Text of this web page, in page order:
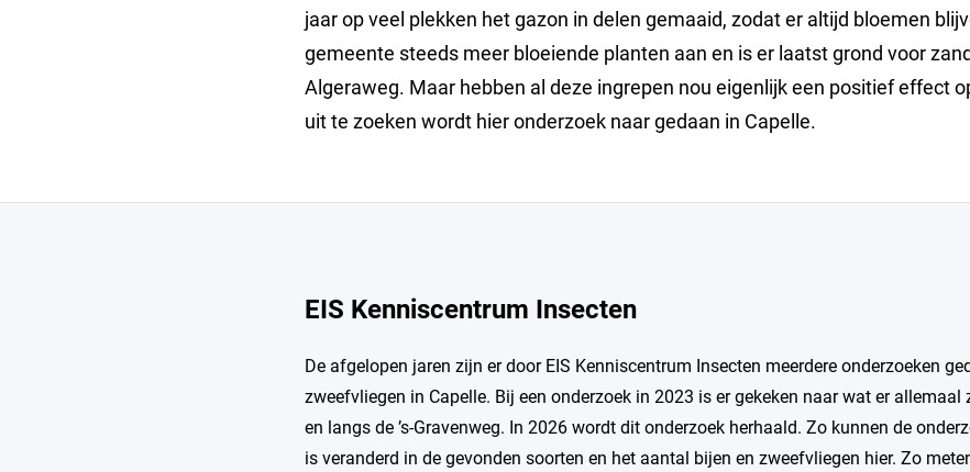
jaar op veel plekken het gazon in delen gemaaid, zodat er altijd bloemen
gemeente steeds meer bloeiende planten aan en is er laatst grond voor
Algeraweg. Maar hebben al deze ingrepen nou eigenlijk een positief effect
uit te zoeken wordt hier onderzoek naar gedaan in Capelle.
EIS Kenniscentrum Insecten
De afgelopen jaren zijn er door EIS Kenniscentrum Insecten meerdere onderzoeken
zweefvliegen in Capelle. Bij een onderzoek in 2023 is er gekeken naar wat er
en langs de ’s-Gravenweg. In 2026 wordt dit onderzoek herhaald. Zo kunnen de
is veranderd in de gevonden soorten en het aantal bijen en zweefvliegen hier. Zo